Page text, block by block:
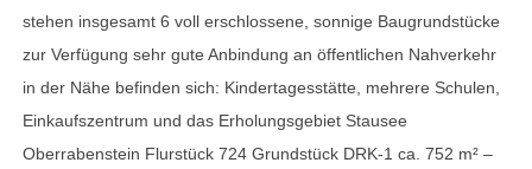
stehen insgesamt 6 voll erschlossene, sonnige Baugrundstücke
zur Verfügung sehr gute Anbindung an öffentlichen Nahverkehr
in der Nähe befinden sich: Kindertagesstätte, mehrere Schulen,
Einkaufszentrum und das Erholungsgebiet Stausee
Oberrabenstein Flurstück 724 Grundstück DRK-1 ca. 752 m² –